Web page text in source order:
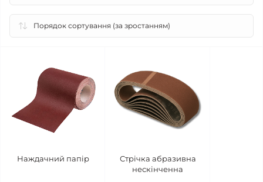
Наждачний папір
Стрічка абразивна
нескінченна